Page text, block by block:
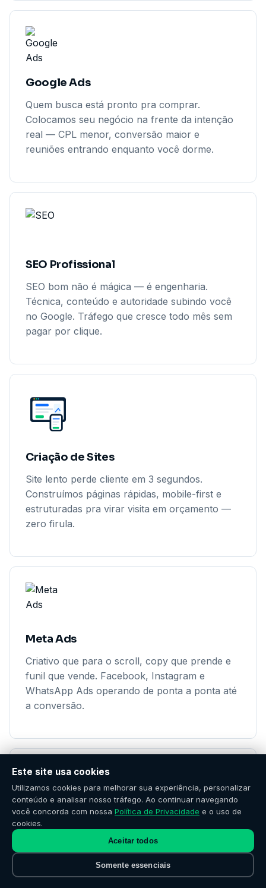
Google Ads
Quem busca está pronto pra comprar.
Colocamos seu negócio na frente da intenção
real — CPL menor, conversão maior e
reuniões entrando enquanto você dorme.
SEO Profissional
SEO bom não é mágica — é engenharia.
Técnica, conteúdo e autoridade subindo você
no Google. Tráfego que cresce todo mês sem
pagar por clique.
Criação de Sites
Site lento perde cliente em 3 segundos.
Construímos páginas rápidas, mobile-first e
estruturadas pra virar visita em orçamento —
zero firula.
Meta Ads
Criativo que para o scroll, copy que prende e
funil que vende. Facebook, Instagram e
WhatsApp Ads operando de ponta a ponta até
a conversão.
Inteligência Artificial
Atendimento 24/7 sem contratar mais ninguém.
Chatbot IA, ChatGPT integrado ao seu CRM,
Este site usa cookies
Utilizamos cookies para melhorar sua experiência, personalizar
conteúdo e analisar nosso tráfego. Ao continuar navegando
você concorda com nossa Política de Privacidade e o uso de
cookies.
Aceitar todos
Somente essenciais